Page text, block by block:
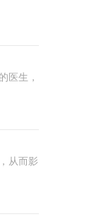
医生，
从而影